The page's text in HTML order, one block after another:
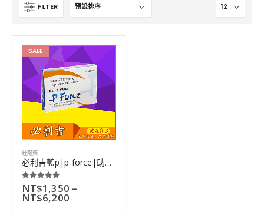
FILTER
SALE
壯陽藥
必利吉藍p|p force|助勃延時壯陽三效合一|高劑量壯陽藥|4粒
5.00 out of 5
NT$1,350 –
NT$6,200